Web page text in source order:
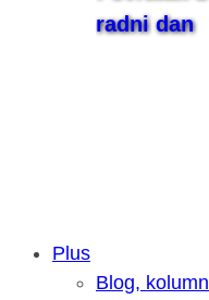
radni dan
Samsung
Plus
Blog,